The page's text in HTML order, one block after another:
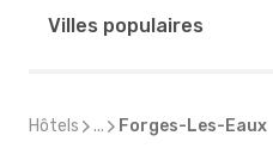
Villes populaires
Hôtels ... Forges-Les-Eaux